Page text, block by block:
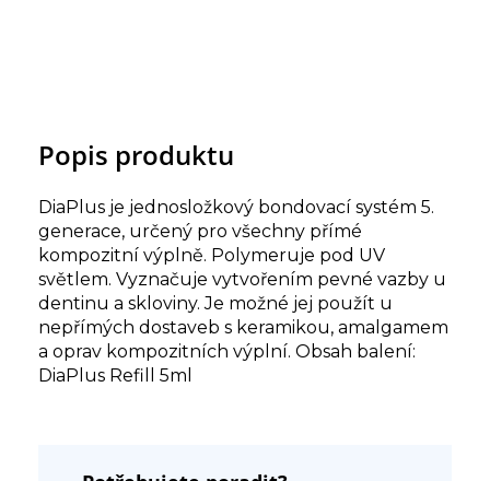
Popis produktu
DiaPlus je jednosložkový bondovací systém 5.
generace, určený pro všechny přímé
kompozitní výplně. Polymeruje pod UV
světlem. Vyznačuje vytvořením pevné vazby u
dentinu a skloviny. Je možné jej použít u
nepřímých dostaveb s keramikou, amalgamem
a oprav kompozitních výplní. Obsah balení:
DiaPlus Refill 5ml